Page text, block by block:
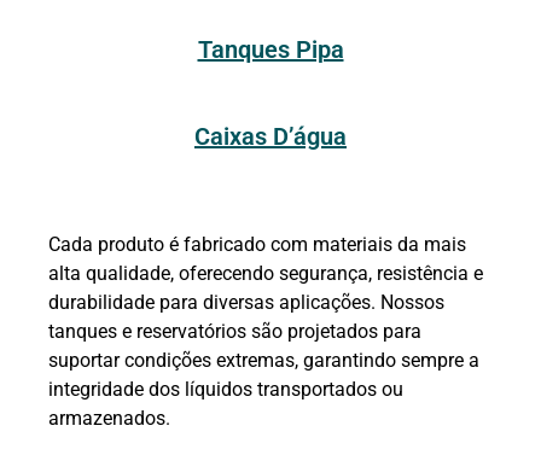
Tanques Pipa
Caixas D’água
Cada produto é fabricado com materiais da mais
alta qualidade, oferecendo segurança, resistência e
durabilidade para diversas aplicações. Nossos
tanques e reservatórios são projetados para
suportar condições extremas, garantindo sempre a
integridade dos líquidos transportados ou
armazenados.